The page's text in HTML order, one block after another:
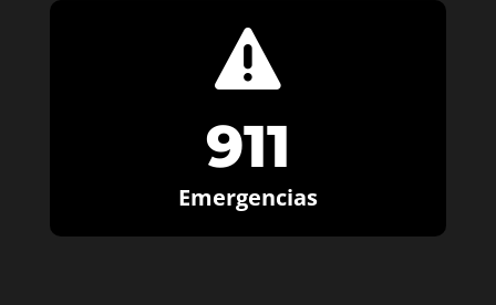

911
Emergencias